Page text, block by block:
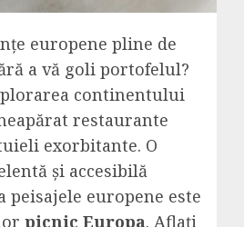
europene pline de
a vă goli portofelul?
continentului
restaurante
exorbitante. O
și accesibilă
peisajele europene este
picnic Europa. Aflați